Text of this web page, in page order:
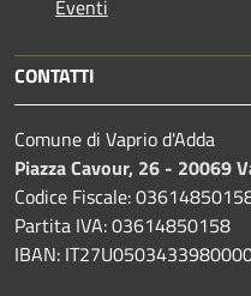
Eventi
CONTATTI
Comune di Vaprio d'Adda
Piazza Cavour, 26 - 20069
Codice Fiscale:
Partita IVA: 03614850158
IBAN: